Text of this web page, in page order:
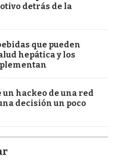
detrás de la
que pueden
hepática y los
un hackeo de una red
decisión un poco